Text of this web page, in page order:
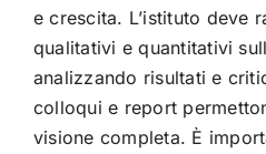
e crescita. L’istituto deve
qualitativi e quantitativi
analizzando risultati e
colloqui e report
visione completa. È